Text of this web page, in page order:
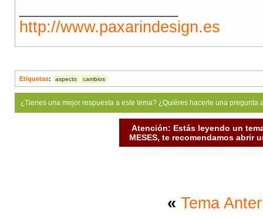
http://www.paxarindesign.es
Etiquetas: aspecto cambios
¿Tienes una mejor respuesta a este tema? ¿Quiéres hacerle una
Atención: Estás leyendo un
MESES, te recomendamos abrir
« Tema